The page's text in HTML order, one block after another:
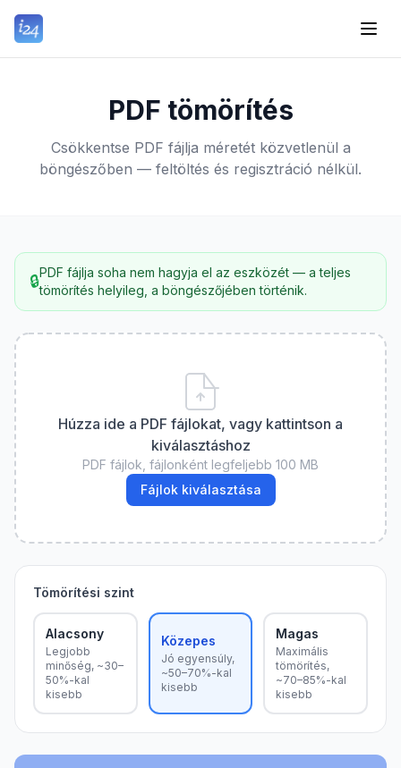
PDF tömörítés
Csökkentse PDF fájlja méretét közvetlenül a
böngészőben — feltöltés és regisztráció nélkül.
🔒PDF fájlja soha nem hagyja el az eszközét — a teljes
tömörítés helyileg, a böngészőjében történik.
Húzza ide a PDF fájlokat, vagy kattintson a
kiválasztáshoz
PDF fájlok, fájlonként legfeljebb 100 MB
Fájlok kiválasztása
Tömörítési szint
Alacsony
Legjobb
minőség, ~30–
50%-kal
kisebb
Közepes
Jó egyensúly,
~50–70%-kal
kisebb
Magas
Maximális
tömörítés,
~70–85%-kal
kisebb